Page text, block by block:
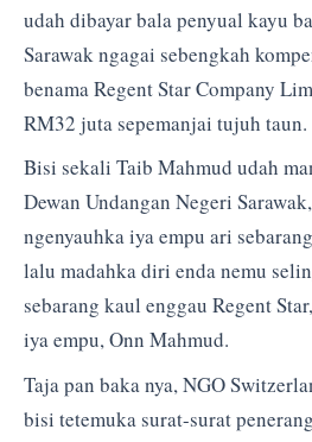
udah dibayar bala penyual kayu
Sarawak ngagai sebengkah
benama Regent Star Company
RM32 juta sepemanjai tujuh taun.
Bisi sekali Taib Mahmud udah
Dewan Undangan Negeri
ngenyauhka iya empu ari
lalu madahka diri enda nemu
sebarang kaul enggau Regent
iya empu, Onn Mahmud.
Taja pan baka nya, NGO
bisi tetemuka surat-surat